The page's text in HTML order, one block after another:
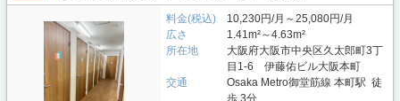
料金(税込)
10,230円/月～25,080円/月
広さ
1.41m²～4.63m²
所在地
大阪府大阪市中央区久太郎町3丁
目1-6 伊藤佑ビル大阪本町
交通
Osaka Metro御堂筋線 本町駅 徒
歩 3分